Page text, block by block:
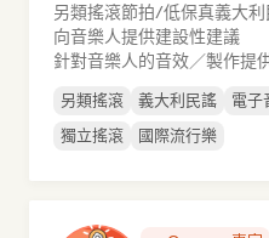
另類搖滾節拍/低保真義大利
向音樂人提供建設性建議
針對音樂人的音效／製作提
另類搖滾 義大利民謠 電子
獨立搖滾
國際流行樂